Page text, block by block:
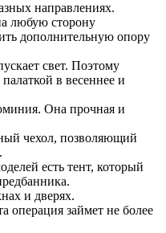
направлениях.
любую сторону
дополнительную опору
свет. Поэтому
в весеннее и
Она прочная и
чехол, позволяющий
есть тент, который
и дверях.
операция займет не более